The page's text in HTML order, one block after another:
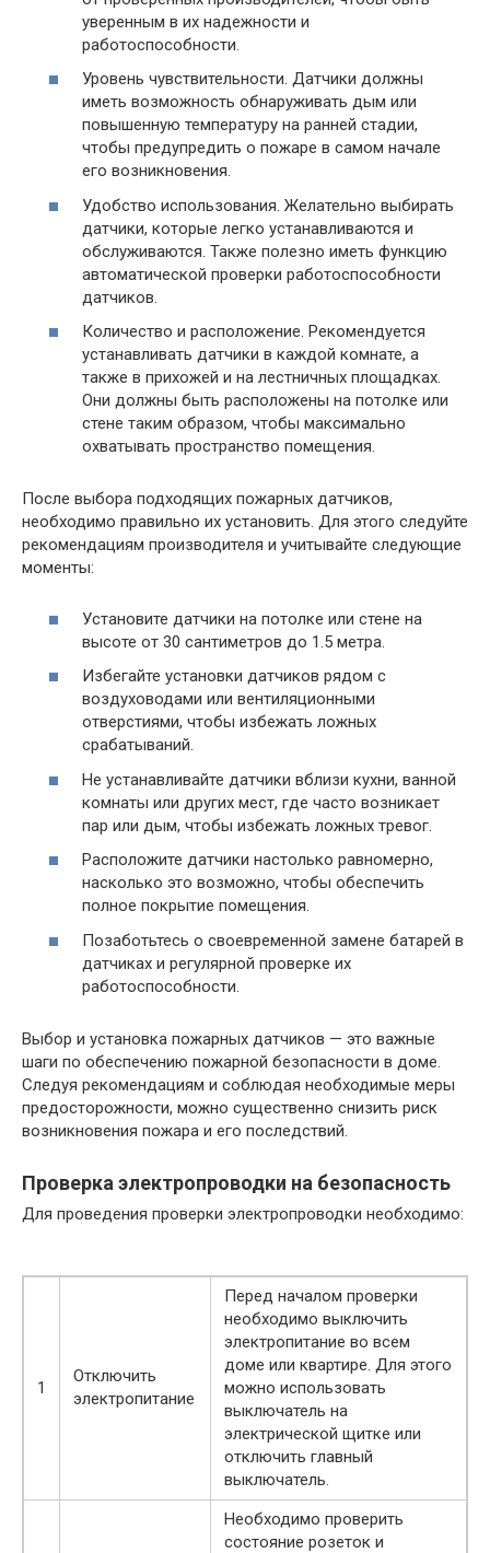
уверенным в их надежности и
работоспособности.
Уровень чувствительности. Датчики должны
иметь возможность обнаруживать дым или
повышенную температуру на ранней стадии,
чтобы предупредить о пожаре в самом начале
его возникновения.
Удобство использования. Желательно выбирать
датчики, которые легко устанавливаются и
обслуживаются. Также полезно иметь функцию
автоматической проверки работоспособности
датчиков.
Количество и расположение. Рекомендуется
устанавливать датчики в каждой комнате, а
также в прихожей и на лестничных площадках.
Они должны быть расположены на потолке или
стене таким образом, чтобы максимально
охватывать пространство помещения.
После выбора подходящих пожарных датчиков,
необходимо правильно их установить. Для этого следуйте
рекомендациям производителя и учитывайте следующие
моменты:
Установите датчики на потолке или стене на
высоте от 30 сантиметров до 1.5 метра.
Избегайте установки датчиков рядом с
воздуховодами или вентиляционными
отверстиями, чтобы избежать ложных
срабатываний.
Не устанавливайте датчики вблизи кухни, ванной
комнаты или других мест, где часто возникает
пар или дым, чтобы избежать ложных тревог.
Расположите датчики настолько равномерно,
насколько это возможно, чтобы обеспечить
полное покрытие помещения.
Позаботьтесь о своевременной замене батарей в
датчиках и регулярной проверке их
работоспособности.
Выбор и установка пожарных датчиков — это важные
шаги по обеспечению пожарной безопасности в доме.
Следуя рекомендациям и соблюдая необходимые меры
предосторожности, можно существенно снизить риск
возникновения пожара и его последствий.
Проверка электропроводки на безопасность
Для проведения проверки электропроводки необходимо:
1
Отключить
электропитание
Перед началом проверки
необходимо выключить
электропитание во всем
доме или квартире. Для этого
можно использовать
выключатель на
электрической щитке или
отключить главный
выключатель.
Необходимо проверить
состояние розеток и